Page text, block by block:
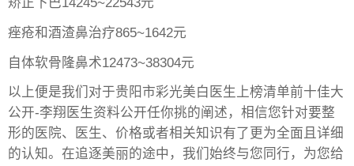
痤疮和酒渣鼻治疗865~1642元
自体软骨隆鼻术12473~38304元
以上便是我们对于贵阳市彩光美白医生上榜清单前十佳大
公开-李翔医生资料公开任你挑的阐述，相信您针对要整
形的医院、医生、价格或者相关知识有了更为全面且详细
的认知。在追逐美丽的途中，我们始终与您同行，为您给